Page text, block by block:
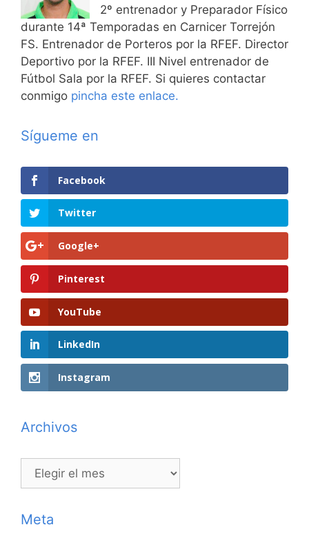
2º entrenador y Preparador Físico
durante 14ª Temporadas en Carnicer Torrejón
FS. Entrenador de Porteros por la RFEF. Director
Deportivo por la RFEF. III Nivel entrenador de
Fútbol Sala por la RFEF. Si quieres contactar
conmigo pincha este enlace.
Sígueme en
Facebook
Twitter
Google+
Pinterest
YouTube
LinkedIn
Instagram
Archivos
Archivos
Meta